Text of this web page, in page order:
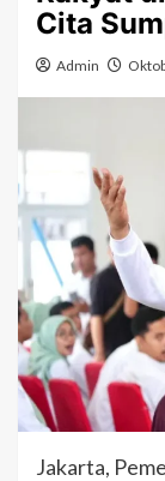
Cita
Admin
Jakarta,